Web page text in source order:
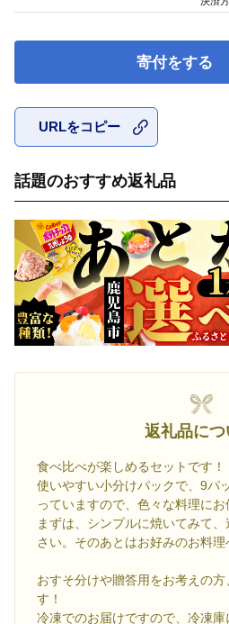
寄付をする
URLをコピー
話題のおすすめ返礼品
返礼品につ
食べ比べが楽しめるセットです！
使いやすい小分けパックで、9パ
っていますので、色々な料理にお
まずは、シンプルに焼いてみて
さい。そのあとはお好みのお料理
おすそ分けや贈答用をお考えの
す！
冷凍でのお届けですので、冷凍